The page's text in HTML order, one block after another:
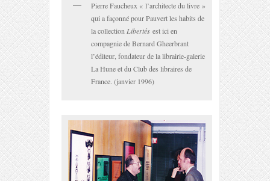
Pierre Faucheux « l’architecte du livre »
qui a façonné pour Pauvert les habits de
la collection Libertés est ici en
compagnie de Bernard Gheerbrant
l’éditeur, fondateur de la librairie-galerie
La Hune et du Club des libraires de
France. (janvier 1996)